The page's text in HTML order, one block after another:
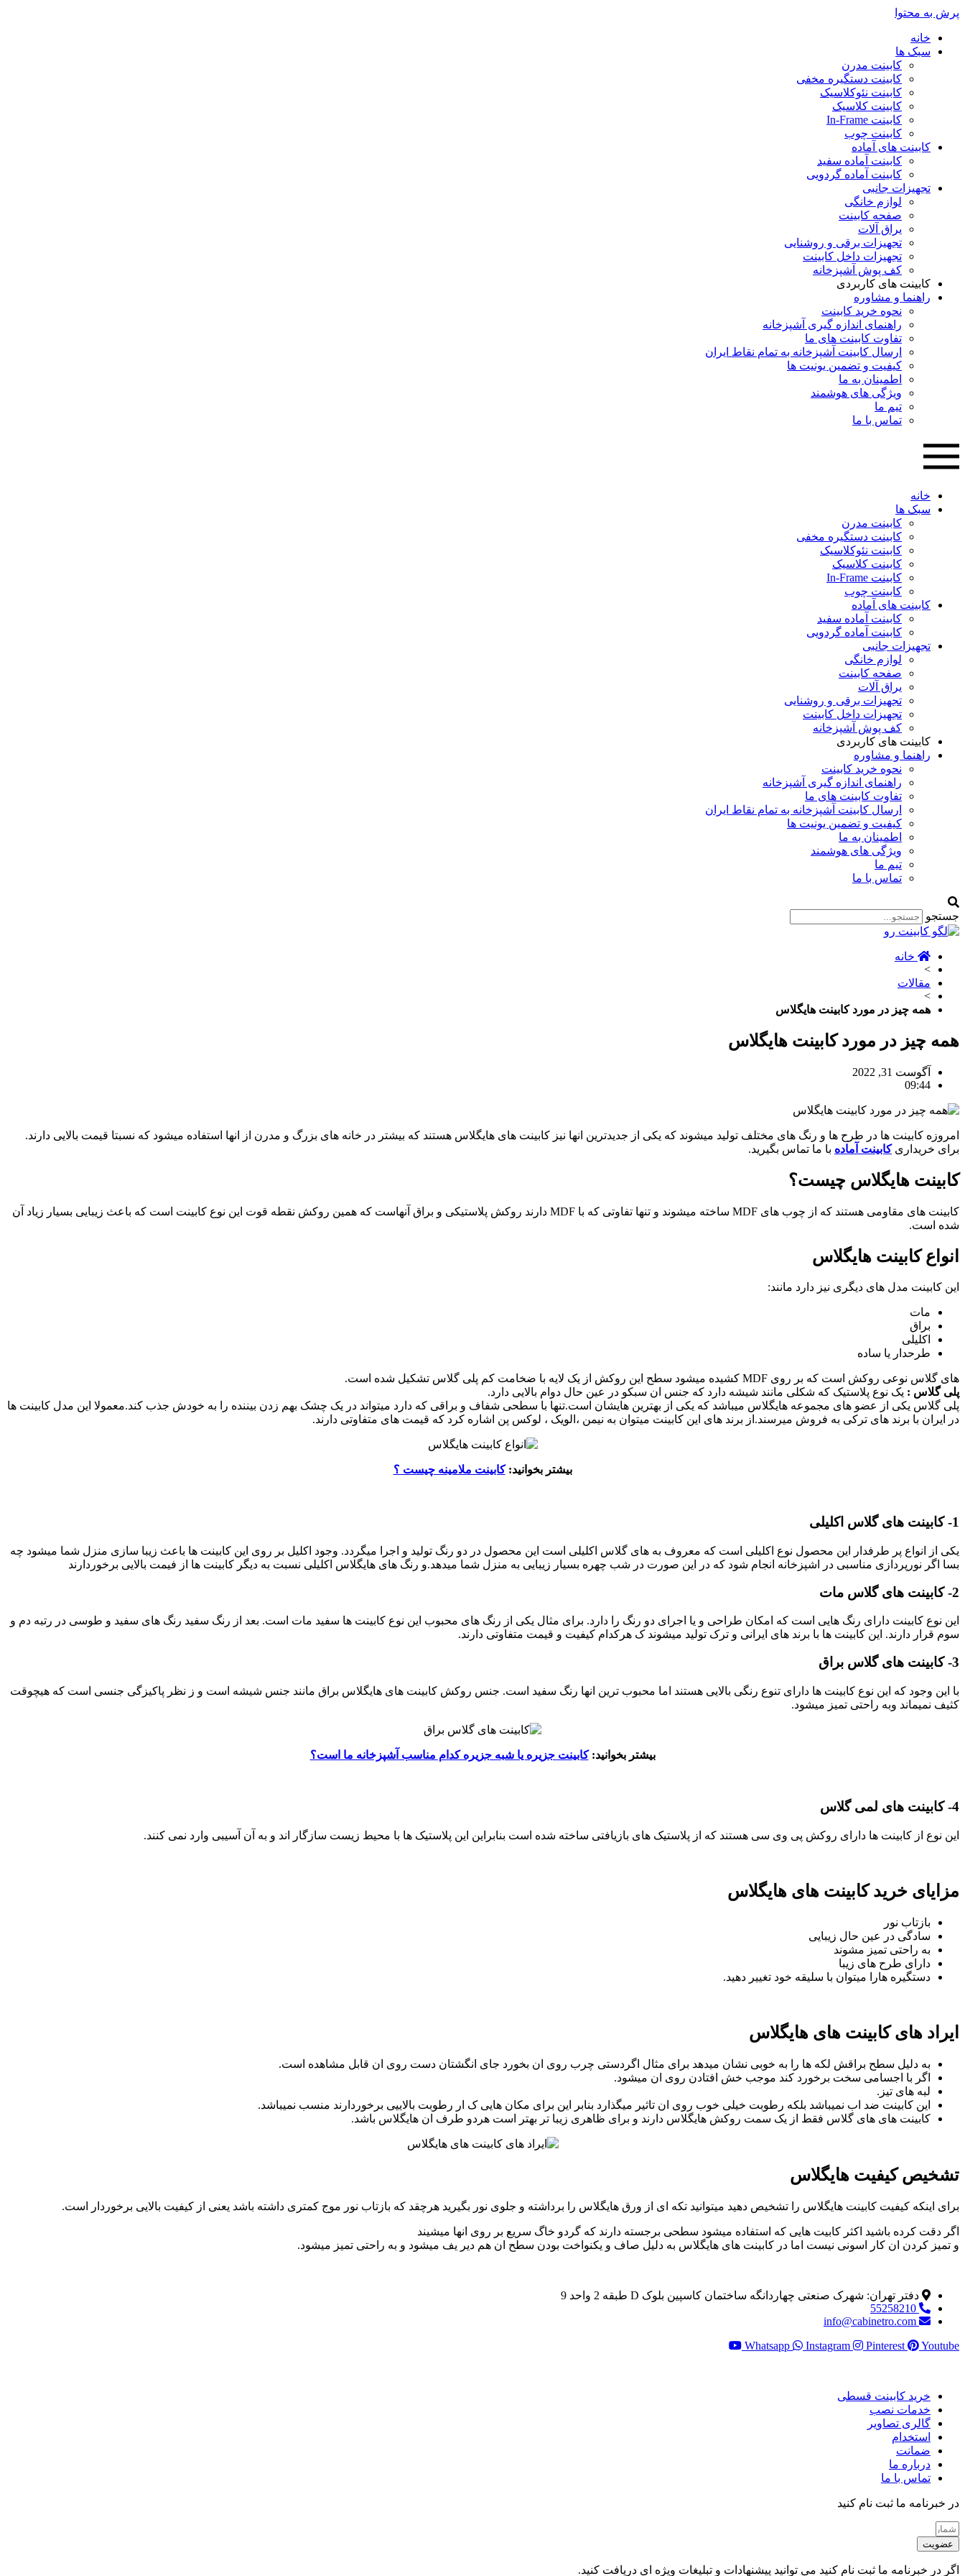
پرش به محتوا
خانه
سبک ها
کابینت مدرن
کابینت دستگیره مخفی
کابینت نئوکلاسیک
کابینت کلاسیک
کابینت In-Frame
کابینت چوب
کابینت های آماده
کابینت آماده سفید
کابینت آماده گردویی
تجهیزات جانبی
لوازم خانگی
صفحه کابینت
یراق آلات
تجهیزات برقی و روشنایی
تجهیزات داخل کابینت
کف پوش آشپزخانه
کابینت های کاربردی
راهنما و مشاوره
نحوه خرید کابینت
راهنمای اندازه گیری آشپزخانه
تفاوت کابینت های ما
ارسال کابینت آشپزخانه به تمام نقاط ایران
کیفیت و تضمین یونیت ها
اطمینان به ما
ویژگی های هوشمند
تیم ما
تماس با ما
خانه
سبک ها
کابینت مدرن
کابینت دستگیره مخفی
کابینت نئوکلاسیک
کابینت کلاسیک
کابینت In-Frame
کابینت چوب
کابینت های آماده
کابینت آماده سفید
کابینت آماده گردویی
تجهیزات جانبی
لوازم خانگی
صفحه کابینت
یراق آلات
تجهیزات برقی و روشنایی
تجهیزات داخل کابینت
کف پوش آشپزخانه
کابینت های کاربردی
راهنما و مشاوره
نحوه خرید کابینت
راهنمای اندازه گیری آشپزخانه
تفاوت کابینت های ما
ارسال کابینت آشپزخانه به تمام نقاط ایران
کیفیت و تضمین یونیت ها
اطمینان به ما
ویژگی های هوشمند
تیم ما
تماس با ما
جستجو
خانه
>
مقالات
>
همه چیز در مورد کابینت هایگلاس
همه چیز در مورد کابینت هایگلاس
آگوست 31, 2022
09:44
امروزه کابینت ها در طرح ها و رنگ های مختلف تولید میشوند که یکی از جدیدترین انها نیز کابینت های هایگلاس هستند که بیشتر در خانه های بزرگ و مدرن از انها استفاده میشود که نسبتا قیمت بالایی دارند.
برای خریداریکابینت آماده با ما تماس بگیرید.
کابینت هایگلاس چیست؟
کابینت های مقاومی هستند که از چوب های MDF ساخته میشوند و تنها تفاوتی که با MDF دارند روکش پلاستیکی و براق آنهاست که همین روکش نقطه قوت این نوع کابینت است که باعث زیبایی بسیار زیاد آن
شده است.
انواع کابینت هایگلاس
این کابینت مدل های دیگری نیز دارد مانند:
مات
براق
اکلیلی
طرحدار یا ساده
های گلاس نوعی روکش است که بر روی MDF کشیده میشود سطح این روکش از یک لایه با ضخامت کم پلی گلاس تشکیل شده است.
پلی گلاس : یک نوع پلاستیک که شکلی مانند شیشه دارد که جنس ان سبکو در عین حال دوام بالایی دارد.
پلی گلاس یکی از عضو های مجموعه هایگلاس میباشد که یکی از بهترین هایشان است.تنها با سطحی شفاف و براقی که دارد میتواند در یک چشک بهم زدن بیننده را به خودش جذب کند.معمولا این مدل کابینت ها
در ایران با برند های ترکی به فروش میرسند.از برند های این کابینت میتوان به نیمن ،الویک ، لوکس پن اشاره کرد که قیمت های متفاوتی دارند.
بیشتر بخوانید:کابینت ملامینه چیست ؟
1- کابینت های گلاس اکلیلی
یکی از انواع پر طرفدار این محصول نوع اکلیلی است که معروف به های گلاس اکلیلی است این محصول در دو رنگ تولید و اجرا میگردد. وجود اکلیل بر روی این کابینت ها باعث زیبا سازی منزل شما میشود چه
بسا اگر نورپردازی مناسبی در اشپزخانه انجام شود که در این صورت در شب چهره بسیار زیبایی به منزل شما میدهد.و رنگ های هایگلاس اکلیلی نسبت به دیگر کابینت ها از فیمت بالایی برخوردارند
2- کابینت های گلاس مات
این نوع کابینت دارای رنگ هایی است که امکان طراحی و یا اجرای دو رنگ را دارد. برای مثال یکی از رنگ های محبوب این نوع کابینت ها سفید مات است. بعد از رنگ سفید رنگ های سفید و طوسی در رتبه دم و
سوم قرار دارند. این کابینت ها با برند های ایرانی و ترک تولید میشوند ک هرکدام کیفیت و قیمت متفاوتی دارند.
3- کابینت های گلاس براق
با این وجود که این نوع کابینت ها دارای تنوع رنگی بالایی هستند اما محبوب ترین انها رنگ سفید است. جنس روکش کابینت های هایگلاس براق مانند جنس شیشه است و ز نظر پاکیزگی جنسی است که هیچوقت
کثیف نمیماند وبه راحتی تمیز میشود.
بیشتر بخوانید:کابینت جزیره یا شبه جزیره کدام مناسب آشپزخانه ما است؟
4- کابینت های لمی گلاس
این نوع از کابینت ها دارای روکش پی وی سی هستند که از پلاستیک های بازیافتی ساخته شده است بنابراین این پلاستیک ها با محیط زیست سازگار اند و به آن آسیبی وارد نمی کنند.
مزایای خرید کابینت های هایگلاس
بازتاب نور
سادگی در عین حال زیبایی
به راحتی تمیز مشوند
دارای طرح های زیبا
دستگیره هارا میتوان با سلیقه خود تغییر دهید.
ایراد های کابینت های هایگلاس
به دلیل سطح براقش لکه ها را به خوبی نشان میدهد برای مثال اگردستی چرب روی ان بخورد جای انگشتان دست روی ان قابل مشاهده است.
اگر با اجسامی سخت برخورد کند موجب خش افتادن روی ان میشود.
لبه های تیز.
این کابینت ضد اب نمیباشد بلکه رطوبت خیلی خوب روی ان تاثیر میگذارد بنابر این برای مکان هایی ک ار رطوبت بالاییی برخوردارند منسب نمیباشد.
کابینت های های گلاس فقط از یک سمت روکش هایگلاس دارند و برای ظاهری زیبا تر بهتر است هردو طرف ان هایگلاس باشد.
تشخیص کیفیت هایگلاس
برای اینکه کیفیت کابینت هایگلاس را تشخیص دهید میتوانید تکه ای از ورق هایگلاس را برداشته و جلوی نور بگیرید هرچقد که بازتاب نور موج کمتری داشته باشد یعنی از کیفیت بالایی برخوردار است.
اگر دقت کرده باشید اکثر کابیت هایی که استفاده میشود سطحی برجسته دارند که گردو خاگ سریع بر روی انها میشیند
و تمیز کردن ان کار اسونی نیست اما در کابینت های هایگلاس به دلیل صاف و یکنواخت بودن سطح ان هم دیر یف میشود و به راحتی تمیز میشود.
دفتر تهران: شهرک صنعتی چهاردانگه ساختمان کاسپین بلوک D طبقه 2 واحد 9
55258210
info@cabinetro.com
Whatsapp
Instagram Pinterest Youtube
خرید کابینت قسطی
خدمات نصب
گالری تصاویر
استخدام
ضمانت
درباره ما
تماس با ما
در خبرنامه ما ثبت نام کنید
عضویت
اگر در خبرنامه ما ثبت نام کنید می توانید پیشنهادات و تبلیغات ویژه ای دریافت کنید.